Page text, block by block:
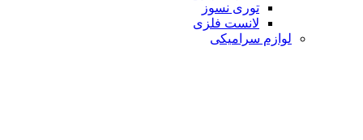
توری نسوز
لانست فلزی
لوازم سرامیکی